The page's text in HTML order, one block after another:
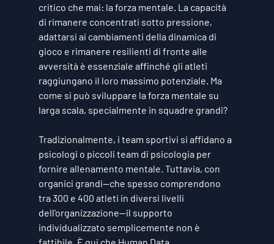
critico che mai: la forza mentale. La capacità
di rimanere concentrati sotto pressione,
adattarsi ai cambiamenti della dinamica di
gioco e rimanere resilienti di fronte alle
avversità è essenziale affinché gli atleti
raggiungano il loro massimo potenziale. Ma
come si può sviluppare la forza mentale su
larga scala, specialmente in squadre grandi?
Tradizionalmente, i team sportivi si affidano a
psicologi o piccoli team di psicologia per
fornire allenamento mentale. Tuttavia, con
organici grandi—che spesso comprendono
tra 300 e 400 atleti in diversi livelli
dell'organizzazione—il supporto
individualizzato semplicemente non è